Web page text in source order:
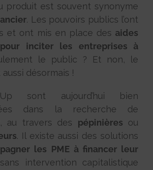
produit est souvent synonyme
. Les pouvoirs publics l’ont
et ont mis en place des aides
inciter les entreprises à
le public ? Et non, le
aussi désormais !
sont aujourd’hui bien
dans la recherche de
au travers des pépinières ou
. Il existe aussi des solutions
les PME à financer leur
intervention capitalistique